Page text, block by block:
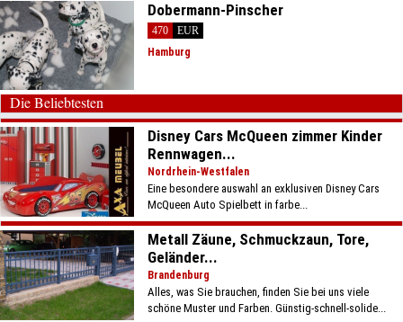
Dobermann-Pinscher
470
EUR
Hamburg
Die Beliebtesten
Disney Cars McQueen zimmer Kinder
Rennwagen...
Nordrhein-Westfalen
Eine besondere auswahl an exklusiven Disney Cars
McQueen Auto Spielbett in farbe...
Metall Zäune, Schmuckzaun, Tore,
Geländer...
Brandenburg
Alles, was Sie brauchen, finden Sie bei uns viele
schöne Muster und Farben. Günstig-schnell-solide...